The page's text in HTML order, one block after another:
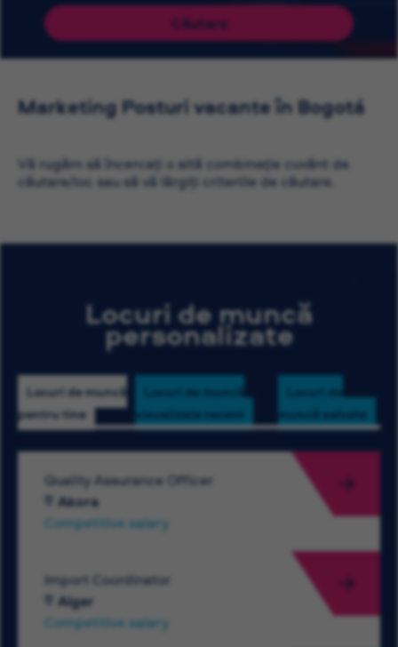
Căutare
Marketing Posturi vacante în Bogotá
Vă rugăm să încercați o altă combinație cuvânt de
căutare/loc sau să vă lărgiți criteriile de căutare.
Locuri de muncă
personalizate
Locuri de muncă
pentru tine
Locuri de muncă
vizualizate recent
Locuri de
muncă salvate
Quality Assurance Officer
Akora
Competitive salary
Import Coordinator
Alger
Competitive salary